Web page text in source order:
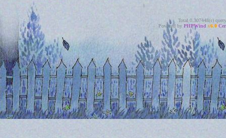
Total 0.307448(s)
Powered by PHPWind v6.0